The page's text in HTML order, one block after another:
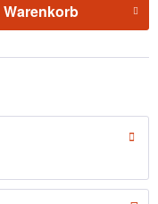
Warenkorb